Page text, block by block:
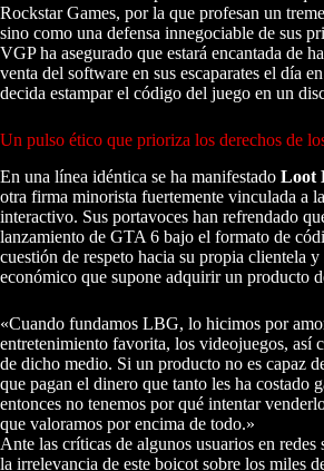
Rockstar Games, por la que profesan un
sino como una defensa innegociable de sus
VGP ha asegurado que estará encantada de
venta del software en sus escaparates el día
decida estampar el código del juego en un
Un pulso ético que prioriza los derechos de
En una línea idéntica se ha manifestado Loot
otra firma minorista fuertemente vinculada a
interactivo. Sus portavoces han refrendado
lanzamiento de GTA 6 bajo el formato de
cuestión de respeto hacia su propia clientela
económico que supone adquirir un producto
«Cuando fundamos LBG, lo hicimos por
entretenimiento favorita, los videojuegos, así
de dicho medio. Si un producto no es capaz
que pagan el dinero que tanto les ha costado
entonces no tenemos por qué intentar
que valoramos por encima de todo.»
Ante las críticas de algunos usuarios en redes
la irrelevancia de este boicot sobre los miles